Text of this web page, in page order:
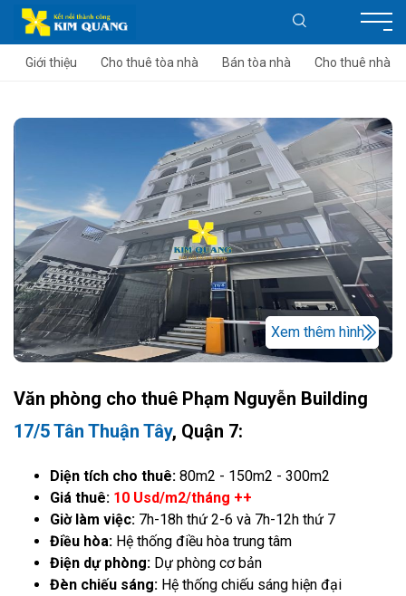
Giới thiệu Cho thuê tòa nhà Bán tòa nhà Cho thuê nhà
Xem thêm hình
Văn phòng cho thuê Phạm Nguyễn Building
17/5 Tân Thuận Tây, Quận 7:
Diện tích cho thuê: 80m2 - 150m2 - 300m2
Giá thuê: 10 Usd/m2/tháng ++
Giờ làm việc: 7h-18h thứ 2-6 và 7h-12h thứ 7
Điều hòa: Hệ thống điều hòa trung tâm
Điện dự phòng: Dự phòng cơ bản
Đèn chiếu sáng: Hệ thống chiếu sáng hiện đại